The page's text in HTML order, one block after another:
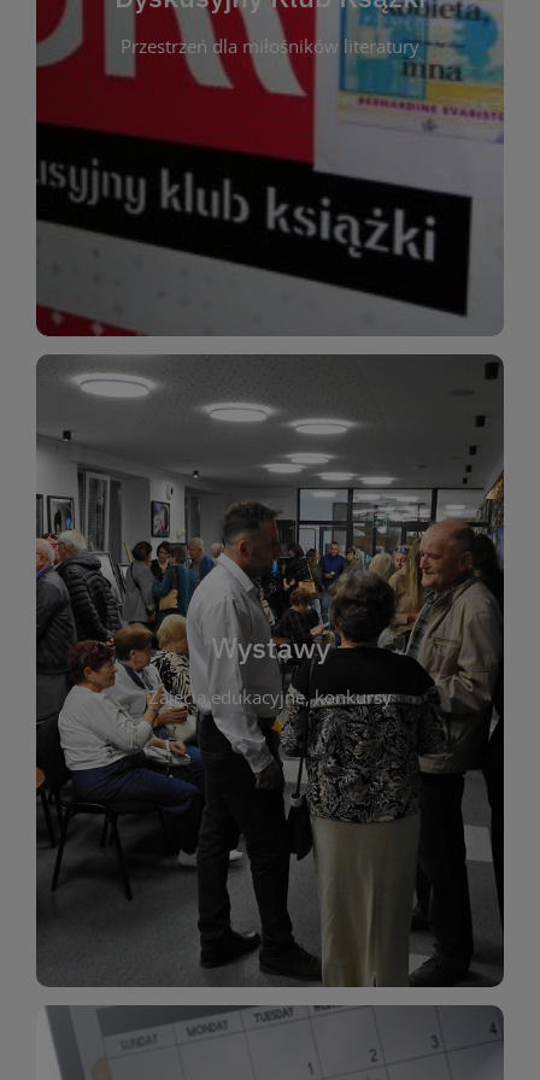
Przestrzeń dla miłośników literatury
Dyskusyjny Klub Ksążki
Dyskusyjny Klub Książki to przestrzeń dla
miłośników literatury, którzy lubią dzielić się
opiniami i emocjami po lekturze. Spotykamy się
regularnie, by rozmawiać o wybranych tytułach z
różnych gatunków literackich. Każde spotkanie to
okazja do inspirującej dyskusji, wymiany
Wystawy
Zajęcia edukacyjne, konkursy
Wystawy
Biblioteka organizuje prezentujące zarówno
sztukę lokalnych twórców, jak i zbiory tematyczne.
W tej sekcji znajdziesz informacje o aktualnych
ekspozycjach oraz archiwum wystaw z
poprzednich lat. Prezentowane prace obejmują
malarstwo, fotografię, rękodzieło i inne formy
artystyczne. Każda wystawa to wyjątkowa okazja
do kontaktu z kulturą i sztuką w przestrzeni
biblioteki. Serdecznie zapraszamy wszystkich
miłośników estetycznych doznań!
WIĘCEJ